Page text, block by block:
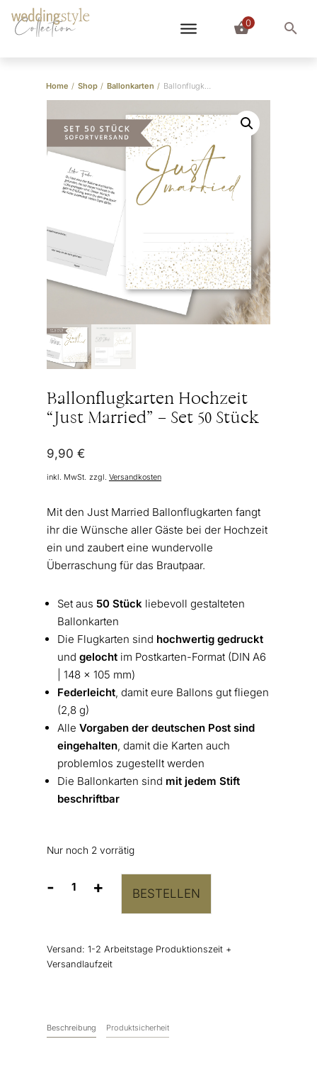
Collection 0
Home / Shop / Ballonkarten / Ballonflugkarten Hochzeit “Just Married” – Set 50 Stück
Ballonflugkarten Hochzeit
“Just Married” – Set 50 Stück
9,90 €
inkl. MwSt. zzgl. Versandkosten
Mit den Just Married Ballonflugkarten fangt
ihr die Wünsche aller Gäste bei der Hochzeit
ein und zaubert eine wundervolle
Überraschung für das Brautpaar.
Set aus 50 Stückliebevoll gestalteten
Ballonkarten
Die Flugkarten sind hochwertig gedruckt
und gelochtim Postkarten-Format (DIN A6
| 148 x 105 mm)
Federleicht, damit eure Ballons gut fliegen
(2,8 g)
Alle Vorgaben der deutschen Post sind
eingehalten, damit die Karten auch
problemlos zugestellt werden
Die Ballonkarten sind mit jedem Stift
beschriftbar
Nur noch 2 vorrätig
-
Ballonflugkarten
-
Set
+ BESTELLEN
Versand: 1-2 Arbeitstage Produktionszeit +
Versandlaufzeit
Beschreibung Produktsicherheit